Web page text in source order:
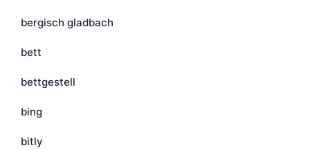
bergisch gladbach
bett
bettgestell
bing
bitly